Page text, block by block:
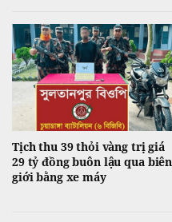
Tịch thu 39 thỏi vàng trị giá
29 tỷ đồng buôn lậu qua biên
giới bằng xe máy